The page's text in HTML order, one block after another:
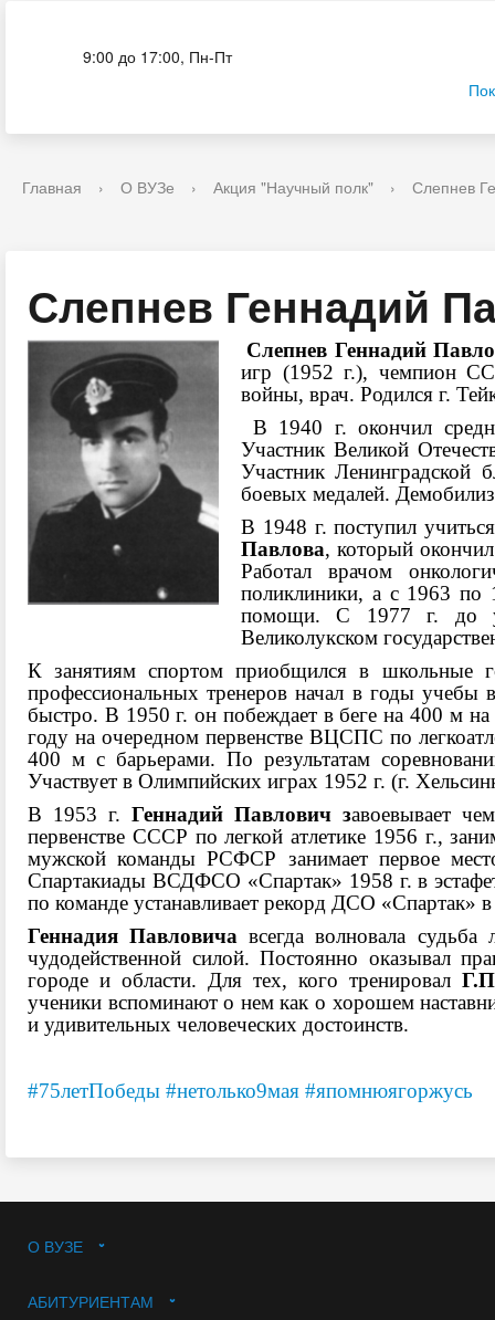
9:00 до 17:00, Пн-Пт
Главная › О ВУЗе › Акция "Научный полк" › Слепнев
Слепнев Геннадий
Слепнев Геннадий
игр (1952 г.), чемпион
войны, врач. Родился г.
В 1940 г. окон­чил
Участник Великой
Участник Ленинградской
боевых медалей.
В 1948 г. поступил
Павлова, который
Работал врачом
поликлиники, а с 1963 по
помощи. С 1977 г. до
Великолукском
К занятиям спортом приобщился в школьные
профессиональных тренеров начал в годы учебы
быстро. В 1950 г. он побеждает в беге на 400 м
году на очередном первен­стве ВЦСПС по
400 м с барьерами. По результатам
Участвует в Олимпийских играх 1952 г. (г.
В 1953 г. Геннадий Павлович завоевывает
первенстве СССР по легкой ат­летике 1956 г.,
мужской команды РСФСР занимает первое
Спартакиады ВСДФСО «Спартак» 1958 г. в
по команде устанавливает ре­корд ДСО «Спартак»
Геннадия Павловича всегда волновала
чудодейственной силой. Постоянно оказывал
городе и области. Для тех, кого тренировал
ученики вспоминают о нем как о хорошем
и удивительных человеческих достоинств.
#75летПобеды #нетолько9мая #япомнюягоржусь
О ВУЗЕ
АБИТУРИЕНТАМ